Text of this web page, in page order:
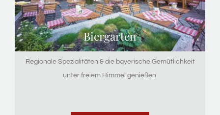
Biergarten
Regionale Spezialitäten & die bayerische Gemütlichkeit
unter freiem Himmel genießen.